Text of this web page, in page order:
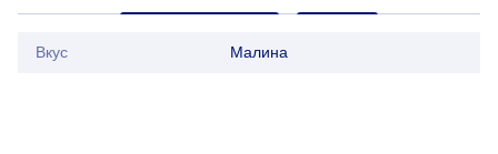
Вкус Малина